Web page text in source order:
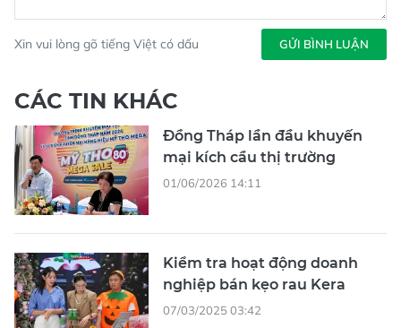
Xin vui lòng gõ tiếng Việt có dấu GỬI BÌNH LUẬN
CÁC TIN KHÁC
Đồng Tháp lần đầu khuyến
mại kích cầu thị trường
01/06/2026 14:11
Kiểm tra hoạt động doanh
nghiệp bán kẹo rau Kera
07/03/2025 03:42